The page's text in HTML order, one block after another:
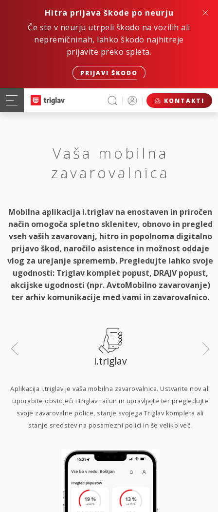
Hitra prijava škode po neurju
Če ste v neurju utrpeli škodo na vozilih ali
nepremičninah, lahko škodo najhitreje
prijavite preko spleta.
PRIJAVI ŠKODO
KONTAKTI
Vaša mobilna
zavarovalnica
Mobilna aplikacija i.triglav na enostaven in priročen
način omogoča spletno sklenitev, obnovo in pregled
vseh vaših zavarovanj, hitro in popolnoma digitalno
prijavo škod, naročilo asistence in možnost oddaje
vlog za urejanje sprememb. Pregledujte lahko svoje
ugodnosti: Triglav komplet popust, DRAJV popust,
akcijske ugodnosti (npr. AvtoMobilno zavarovanje)
ter arhiv komunikacije med vami in zavarovalnico.
i.triglav
Aplikacija i.triglav je vaša mobilna zavarovalnica. Ustvarite nov ali
uporabite obstoječi i.triglav račun in upravljajte ter pregledujte
svoje zavarovalne police, stanje svojega Triglav kompleta ali
stanje sredstev na posamezni polici in še veliko več.